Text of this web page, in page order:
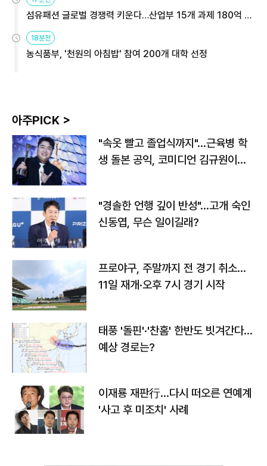
섬유패션 글로벌 경쟁력 키운다…산업부 15개 과제 180억 지
원
18분전
농식품부, '천원의 아침밥' 참여 200개 대학 선정
아주PICK >
"속옷 빨고 졸업식까지"…근육병 학
생 돌본 공익, 코미디언 김규원이었
"경솔한 언행 깊이 반성"…고개 숙인
신동엽, 무슨 일이길래?
프로야구, 주말까지 전 경기 취소…
11일 재개·오후 7시 경기 시작
태풍 '돌핀'·'찬홈' 한반도 빗겨간다…
예상 경로는?
이재룡 재판行…다시 떠오른 연예계
'사고 후 미조치' 사례